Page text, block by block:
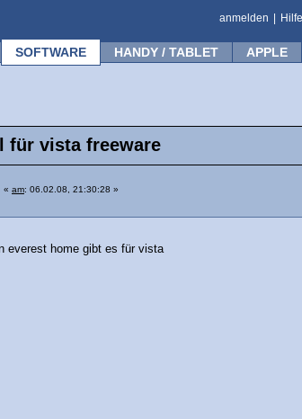
anmelden Hilfe
SOFTWARE HANDY / TABLET APPLE
für vista freeware
« am: 06.02.08, 21:30:28 »
everest home gibt es für vista